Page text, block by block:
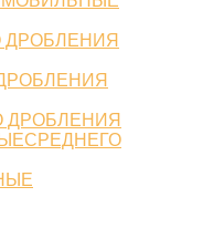
ДРОБЛЕНИЯ